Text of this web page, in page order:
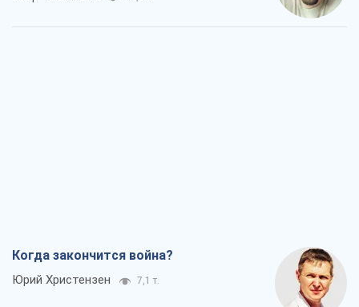
Когда закончится война?
Юрий Христензен 7,1 т.